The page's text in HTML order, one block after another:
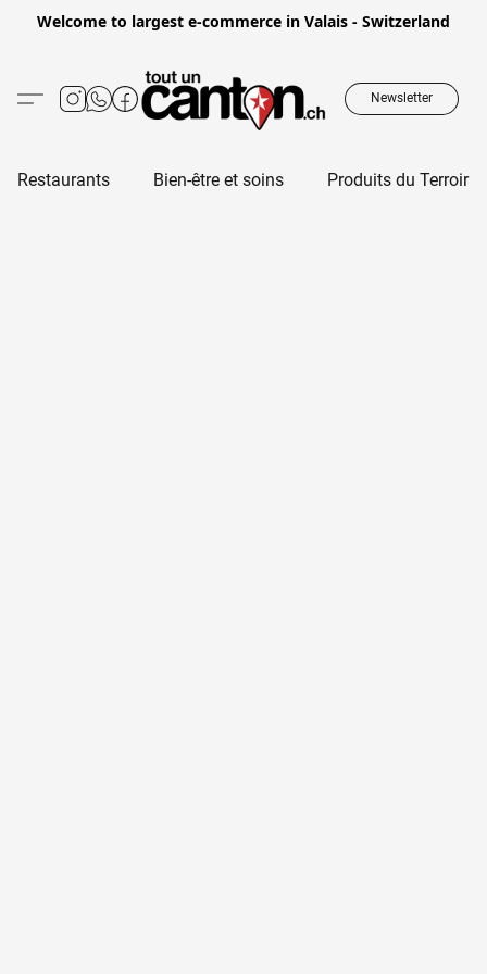
Welcome to largest e-commerce in Valais - Switzerland
Newsletter
Restaurants Bien-être et soins Produits du Terroir